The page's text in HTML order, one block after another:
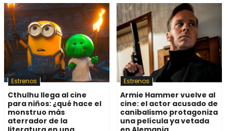
Estrenos
Cthulhu llega al cine
para niños: ¿qué hace el
monstruo más
aterrador de la
Estrenos
Armie Hammer vuelve al
cine: el actor acusado de
canibalismo protagoniza
una película ya vetada